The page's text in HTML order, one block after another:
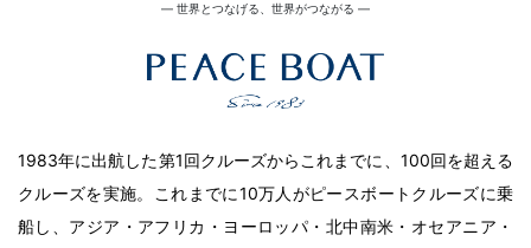
― 世界とつなげる、世界がつながる ―
1983年に出航した第1回クルーズからこれまでに、100回を超える
クルーズを実施。これまでに10万人がピースボートクルーズに乗
船し、アジア・アフリカ・ヨーロッパ・北中南米・オセアニア・